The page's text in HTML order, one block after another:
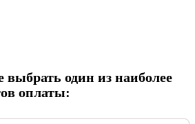
выбрать один из наиболее
оплаты: